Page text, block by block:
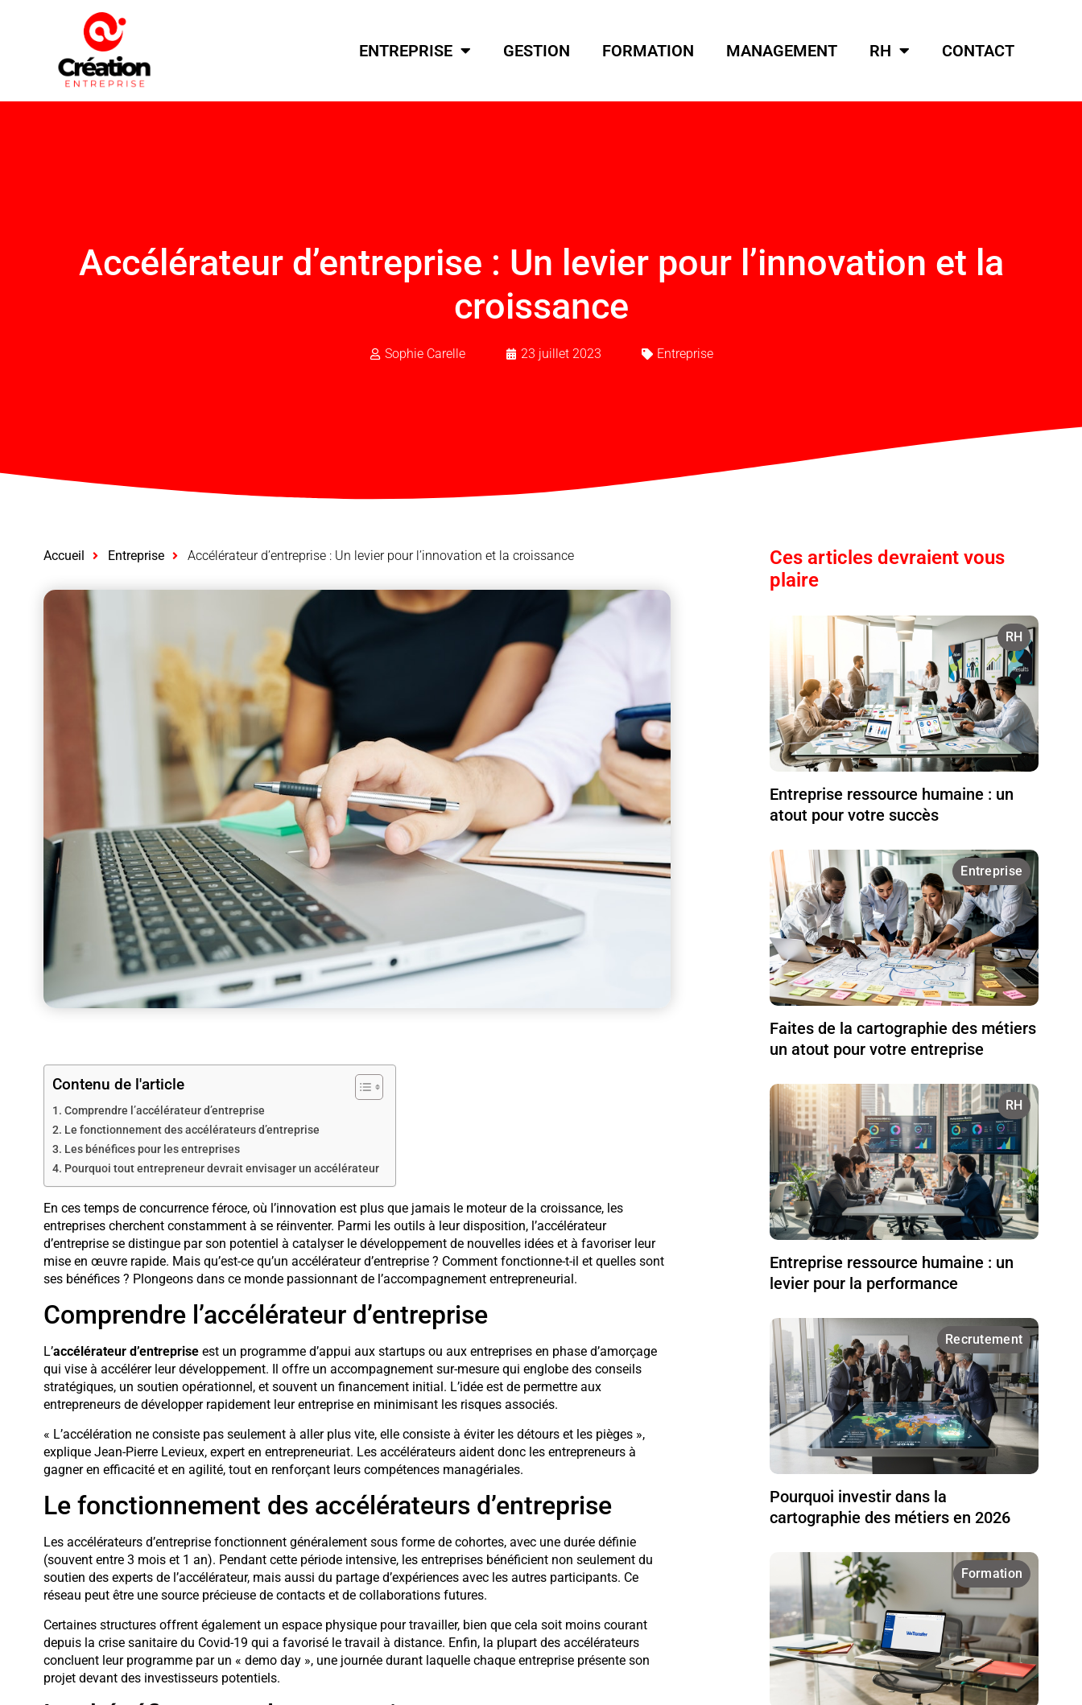
ENTREPRISE GESTION FORMATION MANAGEMENT RH CONTACT
Accélérateur d’entreprise : Un levier pour l’innovation et la
croissance
Sophie Carelle 23 juillet 2023 Entreprise
Accueil Entreprise Accélérateur d’entreprise : Un levier pour l’innovation et la croissance
Contenu de l'article
Comprendre l’accélérateur d’entreprise
Le fonctionnement des accélérateurs d’entreprise
Les bénéfices pour les entreprises
Pourquoi tout entrepreneur devrait envisager un accélérateur
En ces temps de concurrence féroce, où l’innovation est plus que jamais le moteur de la croissance, les
entreprises cherchent constamment à se réinventer. Parmi les outils à leur disposition, l’accélérateur
d’entreprise se distingue par son potentiel à catalyser le développement de nouvelles idées et à favoriser leur
mise en œuvre rapide. Mais qu’est-ce qu’un accélérateur d’entreprise ? Comment fonctionne-t-il et quelles sont
ses bénéfices ? Plongeons dans ce monde passionnant de l’accompagnement entrepreneurial.
Comprendre l’accélérateur d’entreprise
L’accélérateur d’entrepriseest un programme d’appui aux startups ou aux entreprises en phase d’amorçage
qui vise à accélérer leur développement. Il offre un accompagnement sur-mesure qui englobe des conseils
stratégiques, un soutien opérationnel, et souvent un financement initial. L’idée est de permettre aux
entrepreneurs de développer rapidement leur entreprise en minimisant les risques associés.
« L’accélération ne consiste pas seulement à aller plus vite, elle consiste à éviter les détours et les pièges »,
explique Jean-Pierre Levieux, expert en entrepreneuriat. Les accélérateurs aident donc les entrepreneurs à
gagner en efficacité et en agilité, tout en renforçant leurs compétences managériales.
Le fonctionnement des accélérateurs d’entreprise
Les accélérateurs d’entreprise fonctionnent généralement sous forme de cohortes, avec une durée définie
(souvent entre 3 mois et 1 an). Pendant cette période intensive, les entreprises bénéficient non seulement du
soutien des experts de l’accélérateur, mais aussi du partage d’expériences avec les autres participants. Ce
réseau peut être une source précieuse de contacts et de collaborations futures.
Certaines structures offrent également un espace physique pour travailler, bien que cela soit moins courant
depuis la crise sanitaire du Covid-19 qui a favorisé le travail à distance. Enfin, la plupart des accélérateurs
concluent leur programme par un « demo day », une journée durant laquelle chaque entreprise présente son
projet devant des investisseurs potentiels.
Ces articles devraient vous
plaire
RH
Entreprise ressource humaine : un
atout pour votre succès
Entreprise
Faites de la cartographie des métiers
un atout pour votre entreprise
RH
Entreprise ressource humaine : un
levier pour la performance
Recrutement
Pourquoi investir dans la
cartographie des métiers en 2026
Formation